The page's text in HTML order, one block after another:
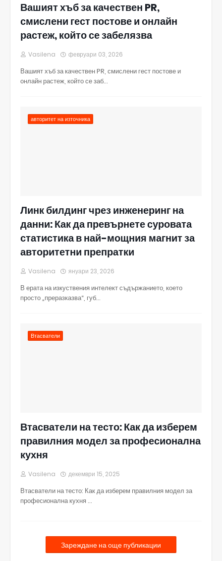
Вашият хъб за качествен PR,
смислени гест постове и онлайн
растеж, който се забелязва
Vasilena февруари 03, 2026
Вашият хъб за качествен PR, смислени гест постове и
онлайн растеж, който се заб…
авторитет на източника
Линк билдинг чрез инженеринг на
данни: Как да превърнете суровата
статистика в най-мощния магнит за
авторитетни препратки
Vasilena януари 23, 2026
В ерата на изкуствения интелект съдържанието, което
просто „преразказва“, губ…
Втасватели
Втасватели на тесто: Как да изберем
правилния модел за професионална
кухня
Vasilena декември 15, 2025
Втасватели на тесто: Как да изберем правилния модел за
професионална кухня …
Зареждане на още публикации